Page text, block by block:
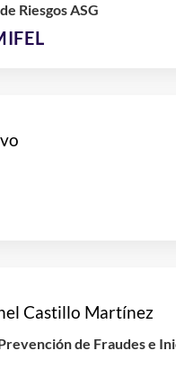
Riesgos ASG
Castillo Martínez
de Fraudes e